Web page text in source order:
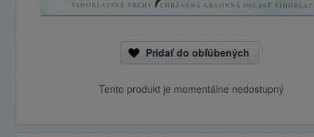
Pridať do obľúbených
Tento produkt je momentálne nedostupný